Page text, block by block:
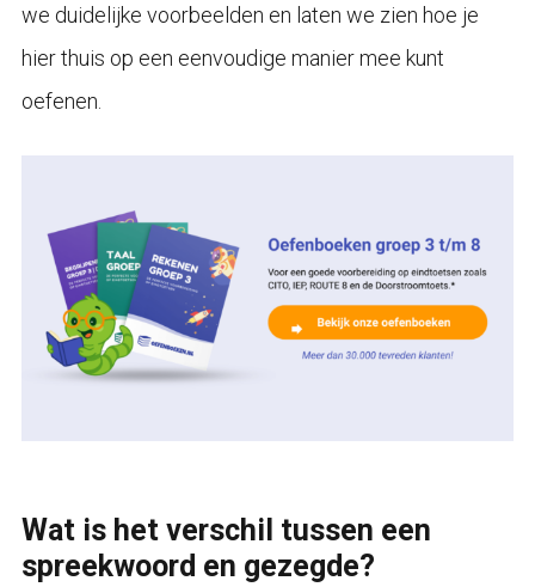
we duidelijke voorbeelden en laten we zien hoe je
hier thuis op een eenvoudige manier mee kunt
oefenen.
Wat is het verschil tussen een
spreekwoord en gezegde?